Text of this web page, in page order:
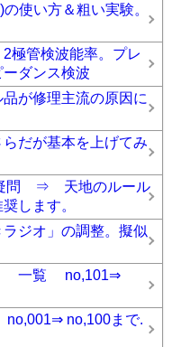
使い方＆粗い実験。
極管検波能率。プレ
ダンス検波
が修理主流の原因に
だが基本を上げてみ
疑問 ⇒ 天地のルール
します。
ジオ」の調整。擬似
一覧 no,101⇒
no,100まで.